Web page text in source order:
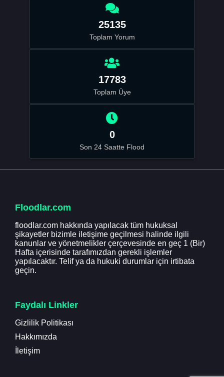
25135
Toplam Yorum
17783
Toplam Üye
0
Son 24 Saatte Flood
Floodlar.com
floodlar.com hakkında yapılacak tüm hukuksal
şikayetler bizimle iletişime geçilmesi halinde ilgili
kanunlar ve yönetmelikler çerçevesinde en geç 1 (Bir)
Hafta içerisinde tarafımızdan gerekli işlemler
yapılacaktır. Telif ya da hukuki durumlar için irtibata
geçin.
Faydalı Linkler
Gizlilik Politikası
Hakkımızda
İletişim